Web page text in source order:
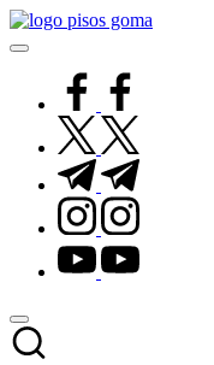
Saltar
al
facebook.com
twitter.com
t.me
instagram.com
youtube.com